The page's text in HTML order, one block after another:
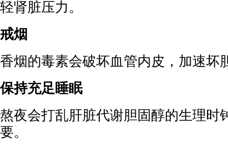
轻肾脏压力。
戒烟
香烟的毒素会破坏血管内皮，加速坏
保持充足睡眠
熬夜会打乱肝脏代谢胆固醇的生理时
要。